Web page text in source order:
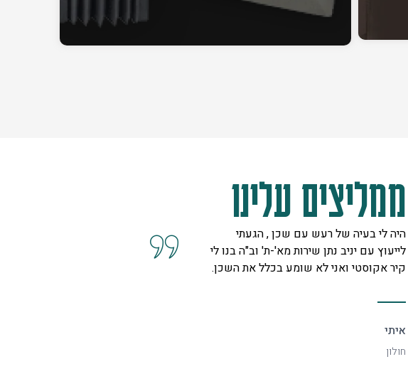
ממליצים עלינו
קיבלנו שרות מצוין, הסברים ותשובות לכל
השאלות מנציגה נחמדה מאוד בשם קרן היא
המליצה לנו על פיתרון להד בחלל דקורטיבי
ספיר